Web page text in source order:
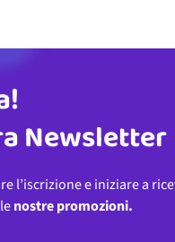
Newsletter
l’iscrizione e iniziare a
nostre promozioni.